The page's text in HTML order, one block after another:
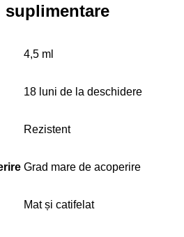
4,5 ml
18 luni de la deschidere
Rezistent
Grad mare de acoperire
Mat și catifelat